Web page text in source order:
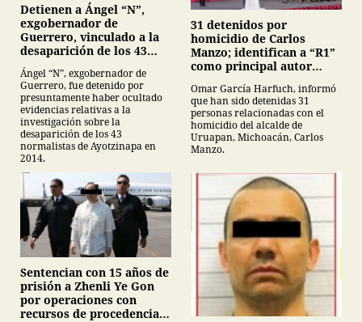
Detienen a Ángel “N”,
exgobernador de
Guerrero, vinculado a la
desaparición de los 43
normalistas de
Ayotzinapa
Ángel “N”, exgobernador de
Guerrero, fue detenido por
presuntamente haber ocultado
evidencias relativas a la
investigación sobre la
desaparición de los 43
normalistas de Ayotzinapa en
2014.
31 detenidos por
homicidio de Carlos
Manzo; identifican a “R1”
como principal autor
Omar García Harfuch, informó
que han sido detenidas 31
personas relacionadas con el
homicidio del alcalde de
Uruapan, Michoacán, Carlos
Manzo.
Sentencian con 15 años de
prisión a Zhenli Ye Gon
por operaciones con
recursos de procedencia